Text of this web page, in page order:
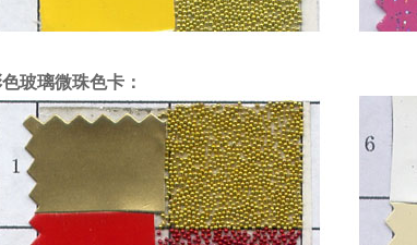
玻璃微珠色卡：